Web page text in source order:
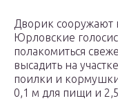
Дворик сооружают
Юрловские
полакомиться
высадить на
поилки и
0,1 м для пищи и